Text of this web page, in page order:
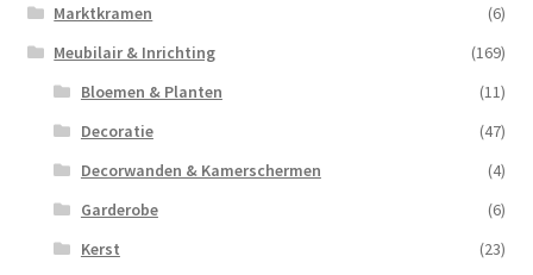
Marktkramen
(6)
Meubilair & Inrichting
(169)
Bloemen & Planten
(11)
Decoratie
(47)
Decorwanden & Kamerschermen
(4)
Garderobe
(6)
Kerst
(23)